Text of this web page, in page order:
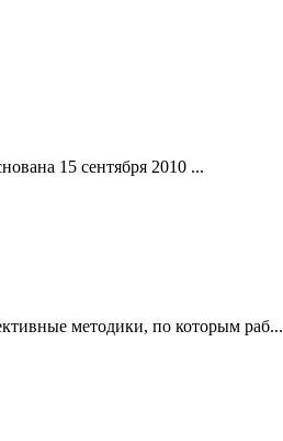
15 сентября 2010 ...
методики, по которым раб...